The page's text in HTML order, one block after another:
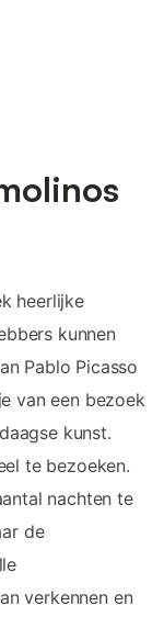
heerlijke
kunnen
Pablo Picasso
van een bezoek
kunst.
te bezoeken.
nachten te
de
verkennen en